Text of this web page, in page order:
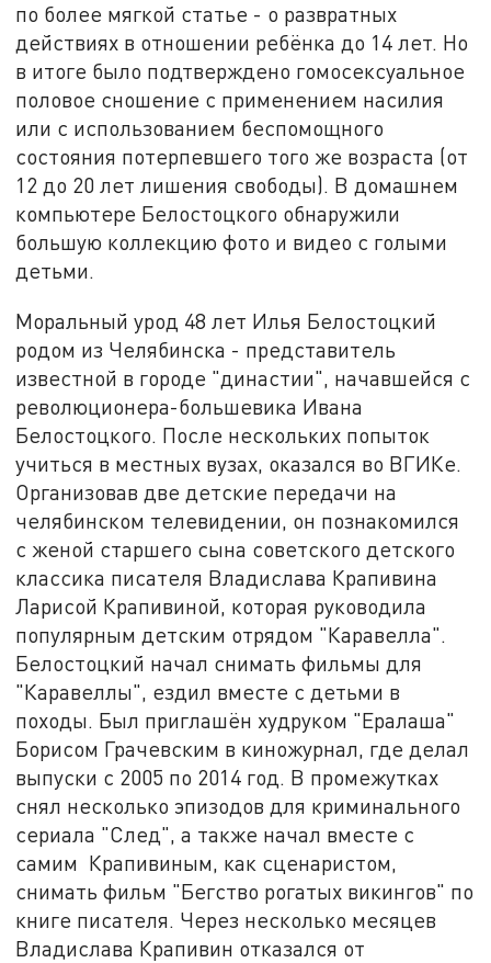
по более мягкой статье - о развратных
действиях в отношении ребёнка до 14 лет. Но
в итоге было подтверждено гомосексуальное
половое сношение с применением насилия
или с использованием беспомощного
состояния потерпевшего того же возраста (от
12 до 20 лет лишения свободы). В домашнем
компьютере Белостоцкого обнаружили
большую коллекцию фото и видео с голыми
детьми.
Моральный урод 48 лет Илья Белостоцкий
родом из Челябинска - представитель
известной в городе "династии", начавшейся с
революционера-большевика Ивана
Белостоцкого. После нескольких попыток
учиться в местных вузах, оказался во ВГИКе.
Организовав две детские передачи на
челябинском телевидении, он познакомился
с женой старшего сына советского детского
классика писателя Владислава Крапивина
Ларисой Крапивиной, которая руководила
популярным детским отрядом "Каравелла".
Белостоцкий начал снимать фильмы для
"Каравеллы", ездил вместе с детьми в
походы. Был приглашён худруком "Ералаша"
Борисом Грачевским в киножурнал, где делал
выпуски с 2005 по 2014 год. В промежутках
снял несколько эпизодов для криминального
сериала "След", а также начал вместе с
самим Крапивиным, как сценаристом,
снимать фильм "Бегство рогатых викингов" по
книге писателя. Через несколько месяцев
Владислава Крапивин отказался от